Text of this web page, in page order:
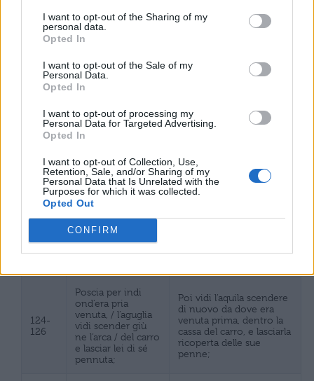
I want to opt-out of the Sharing of my
personal data.
Opted In
I want to opt-out of the Sale of my
Personal Data.
Opted In
I want to opt-out of processing my
Personal Data for Targeted Advertising.
Opted In
I want to opt-out of Collection, Use,
Retention, Sale, and/or Sharing of my
Personal Data that Is Unrelated with the
Purposes for which it was collected.
Opted Out
CONFIRM
115-
e ferì ‘l carro di
tutta sua forza; /
ond’el piegò come
vinta da l’onda, or
da poggia, or da
orza.
E colpì il carro con tutta
dall’onda, ora da un lato,
118-
Poscia vidi
avventarsi ne la
cuna / del trïunfal
che d’ogne pasto
buon parea
digiuna;
Poi vidi slanciarsi dentro
la cassa del carro
che sembrava digiuna di
ogni buon nutrimento;
123
ma, riprendendo
lei di laide colpe, /
la donna mia la
volse in tanta futa
/ quanto sofferser
rimproverandola delle
quanto le permettevano
124-
126
Poscia per indi
ond’era pria
venuta, / l’aguglia
vidi scender giù
ne l’arca / del carro
e lasciar lei di sé
pennuta;
Poi vidi l’aquila scendere
di nuovo da dove era
venuta prima, dentro la
cassa del carro, e lasciarla
ricoperta delle sue
penne;